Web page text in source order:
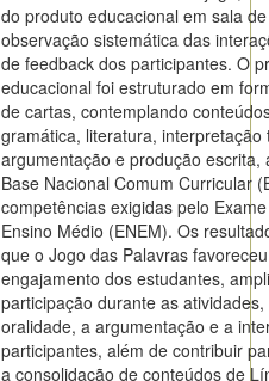
do produto educacional em sala
observação sistemática das
de feedback dos participantes. O
educacional foi estruturado em
de cartas, contemplando
gramática, literatura, interpretação
argumentação e produção escrita,
Base Nacional Comum Curricular
competências exigidas pelo
Ensino Médio (ENEM). Os
que o Jogo das Palavras
engajamento dos estudantes,
participação durante as
oralidade, a argumentação e a
participantes, além de contribuir
a consolidação de conteúdos de